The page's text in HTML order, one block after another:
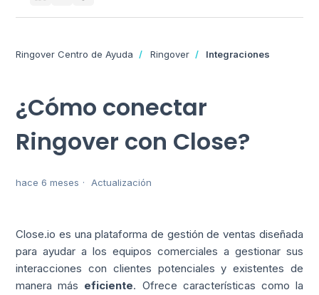
Ringover Centro de Ayuda Ringover Integraciones
¿Cómo conectar
Ringover con Close?
hace 6 meses Actualización
Close.io es una plataforma de gestión de ventas diseñada
para ayudar a los equipos comerciales a gestionar sus
interacciones con clientes potenciales y existentes de
manera más eficiente. Ofrece características como la